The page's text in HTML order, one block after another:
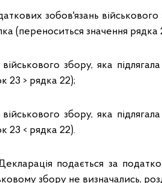
зобов'язань
(переноситься значення рядка
збору, яка
23 > рядка 22);
збору, яка
23 < рядка 22).
подається за
збору не визначались,